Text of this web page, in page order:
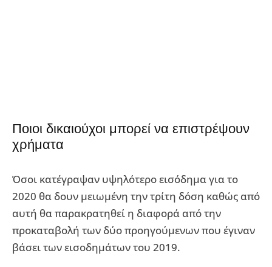
Ποιοι δικαιούχοι μπορεί να επιστρέψουν
χρήματα
Όσοι κατέγραψαν υψηλότερο εισόδημα για το
2020 θα δουν μειωμένη την τρίτη δόση καθώς από
αυτή θα παρακρατηθεί η διαφορά από την
προκαταβολή των δύο προηγούμενων που έγιναν
βάσει των εισοδημάτων του 2019.